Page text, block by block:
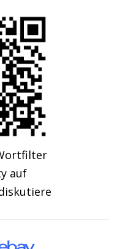
auf